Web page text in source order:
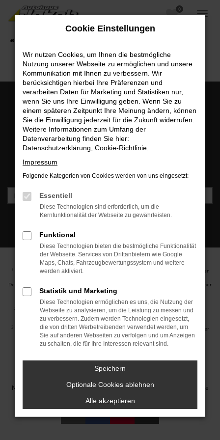
Zum
Hauptinhalt
0
MO - FR: 07:00 bis 18:00 Uhr | SA: 09:30 bis 12:00 Uhr
+49 3745 7817-0
Newsletteranmeldung
Bleiben Sie stets auf dem Laufenden und erhalten Sie
Benachrichtigungen direkt in Ihr Postfach.
1
Ehemaliger Neupreis (Unverbindliche Preisempfehlung des Herstellers am Tag der
Der errechnete Preisvorteil sowie die angegebene Ersparnis errechnet sich gegenüber
der ehemaligen unverbindlichen Preisempfehlung des Herstellers am Tag der
Erstzulassung (Neupreis).
2
Hierbei handelt es sich um ein Finanzierungs-Angebot. Preise sind Bruttopreise.
Irrtümer vorbehalten.
3
Hierbei handelt es sich um ein Leasing-Angebot. Preise sind Bruttopreise. Irrtümer
vorbehalten.
Cookie Einstellungen
Neustadt/Vogtland | info@autohausjakob.de |Webdesign by audaris.de
Cookie Einstellungen
Wir nutzen Cookies, um Ihnen die bestmögliche
Nutzung unserer Webseite zu ermöglichen und unsere
Kommunikation mit Ihnen zu verbessern. Wir
berücksichtigen hierbei Ihre Präferenzen und
verarbeiten Daten für Marketing und Statistiken nur,
wenn Sie uns Ihre Einwilligung geben. Wenn Sie zu
einem späteren Zeitpunkt Ihre Meinung ändern, können
Sie die Einwilligung jederzeit für die Zukunft widerrufen.
Weitere Informationen zum Umfang der
Datenverarbeitung finden Sie hier:
Datenschutzerklärung Cookie-Richtlinie
Impressum
Folgende Kategorien von Cookies werden von uns eingesetzt:
Essentiell
Diese Technologien sind erforderlich, um die
Kernfunktionalität der Webseite zu gewährleisten.
Funktional
Diese Technologien bieten die bestmögliche Funktionalität
der Webseite. Services von Drittanbietern wie Google
Maps, Chats, Fahrzeugbewertungssystem und weitere
werden aktiviert.
Statistik und Marketing
Diese Technologien ermöglichen es uns, die Nutzung der
Webseite zu analysieren, um die Leistung zu messen und
zu verbessern. Zudem werden Technologien eingesetzt,
die von dritten Werbetreibenden verwendet werden, um
Sie auf anderen Webseiten zu verfolgen und um Anzeigen
zu schalten, die für Ihre Interessen relevant sind.
Speichern
Optionale Cookies ablehnen
Alle akzeptieren